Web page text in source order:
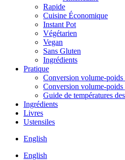
Rapide
Cuisine Économique
Instant Pot
Végétarien
Vegan
Sans Gluten
Ingrédients
Pratique
Conversion volume-poids
Conversion volume-poids
Guide de températures
Ingrédients
Livres
Ustensiles
English
English